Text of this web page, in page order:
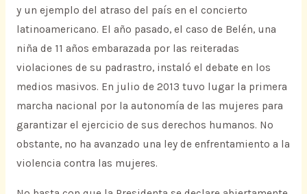
y un ejemplo del atraso del país en el concierto
latinoamericano. El año pasado, el caso de Belén, una
niña de 11 años embarazada por las reiteradas
violaciones de su padrastro, instaló el debate en los
medios masivos. En julio de 2013 tuvo lugar la primera
marcha nacional por la autonomía de las mujeres para
garantizar el ejercicio de sus derechos humanos. No
obstante, no ha avanzado una ley de enfrentamiento a la
violencia contra las mujeres.